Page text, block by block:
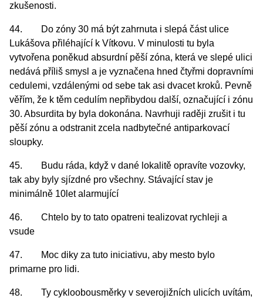
zkušenosti.
44. Do zóny 30 má být zahrnuta i slepá část ulice
Lukášova přiléhající k Vítkovu. V minulosti tu byla
vytvořena poněkud absurdní pěší zóna, která ve slepé ulici
nedává příliš smysl a je vyznačena hned čtyřmi dopravními
cedulemi, vzdálenými od sebe tak asi dvacet kroků. Pevně
věřím, že k těm cedulím nepřibydou další, označující i zónu
30. Absurdita by byla dokonána. Navrhuji raději zrušit i tu
pěší zónu a odstranit zcela nadbytečné antiparkovací
sloupky.
45. Budu ráda, když v dané lokalitě opravíte vozovky,
tak aby byly sjízdné pro všechny. Stávající stav je
minimálně 10let alarmující
46. Chtelo by to tato opatreni tealizovat rychleji a
vsude
47. Moc diky za tuto iniciativu, aby mesto bylo
primarne pro lidi.
48. Ty cykloobousměrky v severojižních ulicích uvítám,